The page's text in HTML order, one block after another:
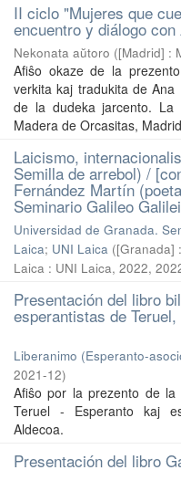
II ciclo "Mujeres que
encuentro y diálogo con
Nekonata aŭtoro ([Madrid] :
Afiŝo okaze de la
verkita kaj tradukita de
de la dudeka jarcento.
Madera de Orcasitas,
Laicismo,
Semilla de arrebol) /
Fernández Martín
Seminario Galileo
Universidad de Granada.
Laica; UNI Laica ([Granada]
Laica : UNI Laica, 2022,
Presentación del libro
esperantistas de
Liberanimo (Esperanto-
2021-12)
Afiŝo por la prezento de la
Teruel - Esperanto kaj
Aldecoa.
Presentación del libro